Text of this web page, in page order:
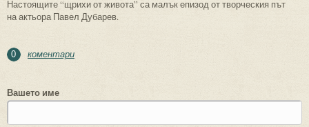
Настоящите “щрихи от живота” са малък епизод от творческия път
на актьора Павел Дубарев.
0 коментари
Вашето име